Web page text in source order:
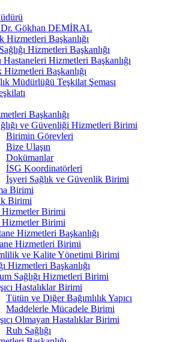
Gökhan DEMİRAL
Hizmetleri Başkanlığı
Hizmetleri Başkanlığı
Hizmetleri Başkanlığı
Hizmetleri Başkanlığı
Müdürlüğü Teşkilat Şeması
Başkanlığı
ve Güvenliği Hizmetleri Birimi
Birimin Görevleri
Bize Ulaşın
Dokümanlar
İSG Koordinatörleri
İşyeri Sağlık ve Güvenlik Birimi
Birimi
Birimi
Hizmetler Birimi
Birimi
Hizmetleri Başkanlığı
Hizmetleri Birimi
ve Kalite Yönetimi Birimi
Hizmetleri Başkanlığı
Sağlığı Hizmetleri Birimi
Hastalıklar Birimi
Tütün ve Diğer Bağımlılık Yapıcı
Maddelerle Mücadele Birimi
Olmayan Hastalıklar Birimi
Ruh Sağlığı